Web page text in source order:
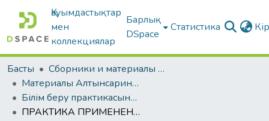
Қауымдастықтар
мен
коллекциялар
Барлық
DSpace
Статистика
Басты
Сборники и материалы конференций
Материалы Алтынсаринских педагогических чтений
Білім беру практикасының сапасын жоғарылатудың өзекті мәселелері | «Актуальные проблемы повышения качества образовательной практики».
ПРАКТИКА ПРИМЕНЕНИЯ ЗДОРОВЬЕСБЕРЕГАЮЩИХ И ИНФОРМАЦИОННЫХ ТЕХНОЛОГИЙ В ПРОЦЕССЕ ПОДГОТОВКИ УЧАЩИХСЯ СПОРТСМЕНОВ СРЕДНИХ ШКОЛ В ИДЕЕ КУЛЬТУРНО- НРАВСТВЕННЫХ ЦЕННОСТЕЙ «РУХАНИ ЖАНГЫРУ»